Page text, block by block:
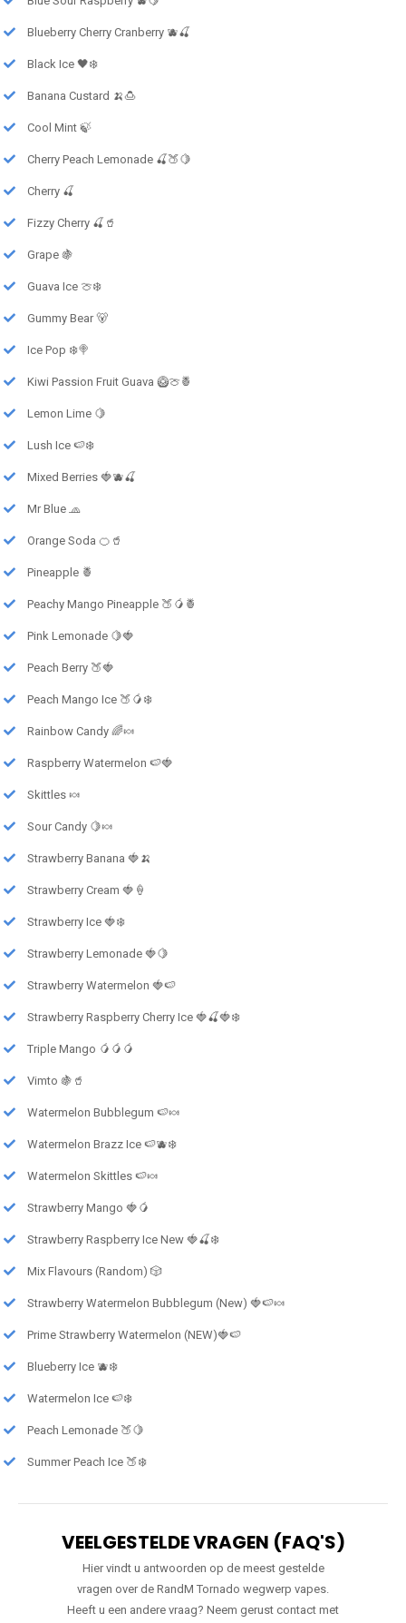
Blueberry Cherry Cranberry 🫐🍒
Black Ice 🖤❄️
Banana Custard 🍌🍮
Cool Mint 🍃
Cherry Peach Lemonade 🍒🍑🍋
Cherry 🍒
Fizzy Cherry 🍒🥤
Grape 🍇
Guava Ice 🍈❄️
Gummy Bear 🐻
Ice Pop ❄️🍭
Kiwi Passion Fruit Guava 🥝🍈🍍
Lemon Lime 🍋
Lush Ice 🍉❄️
Mixed Berries 🍓🫐🍒
Mr Blue 🧢
Orange Soda 🍊🥤
Pineapple 🍍
Peachy Mango Pineapple 🍑🥭🍍
Pink Lemonade 🍋🍓
Peach Berry 🍑🍓
Peach Mango Ice 🍑🥭❄️
Rainbow Candy 🌈🍬
Raspberry Watermelon 🍉🍓
Skittles 🍬
Sour Candy 🍋🍬
Strawberry Banana 🍓🍌
Strawberry Cream 🍓🍦
Strawberry Ice 🍓❄️
Strawberry Lemonade 🍓🍋
Strawberry Watermelon 🍓🍉
Strawberry Raspberry Cherry Ice 🍓🍒🍓❄️
Triple Mango 🥭🥭🥭
Vimto 🍇🥤
Watermelon Bubblegum 🍉🍬
Watermelon Brazz Ice 🍉🫐❄️
Watermelon Skittles 🍉🍬
Strawberry Mango 🍓🥭
Strawberry Raspberry Ice New 🍓🍒❄️
Mix Flavours (Random) 🎲
Strawberry Watermelon Bubblegum (New) 🍓🍉🍬
Prime Strawberry Watermelon (NEW)🍓🍉
Blueberry Ice 🫐❄️
Watermelon Ice 🍉❄️
Peach Lemonade 🍑🍋
Summer Peach Ice 🍑❄️
VEELGESTELDE VRAGEN (FAQ'S)
Hier vindt u antwoorden op de meest gestelde
vragen over de RandM Tornado wegwerp vapes.
Heeft u een andere vraag? Neem gerust contact met